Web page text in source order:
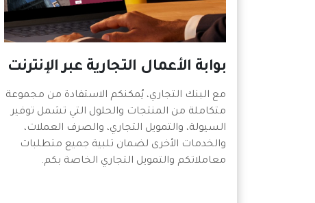
بوابة الأعمال التجارية عبر الإنترنت
مع البنك التجاري، يُمكنكم الاستفادة من مجموعة
متكاملة من المنتجات والحلول التي تشمل توفير
السيولة، والتمويل التجاري، والصرف العملات،
والخدمات الأخرى لضمان تلبية جميع متطلبات
معاملاتكم والتمويل التجاري الخاصة بكم.